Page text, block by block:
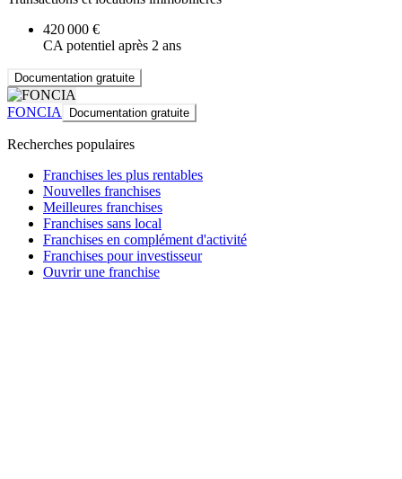
420 000 €
CA potentiel après 2 ans
Documentation gratuite
FONCIA Documentation gratuite
Recherches populaires
Franchises les plus rentables
Nouvelles franchises
Meilleures franchises
Franchises sans local
Franchises en complément d'activité
Franchises pour investisseur
Ouvrir une franchise